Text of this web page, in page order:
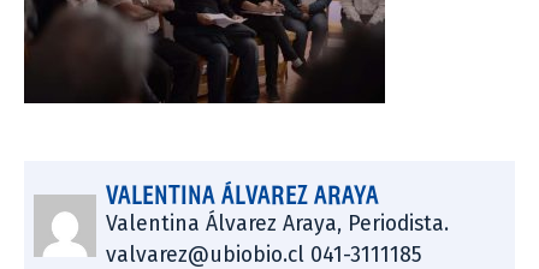
VALENTINA ÁLVAREZ ARAYA
Valentina Álvarez Araya, Periodista.
valvarez@ubiobio.cl 041-3111185